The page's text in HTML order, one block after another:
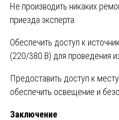
Не производить никаких
приезда эксперта.
Обеспечить доступ к
(220/380 В) для проведения
Предоставить доступ к
обеспечить освещение и
Заключение